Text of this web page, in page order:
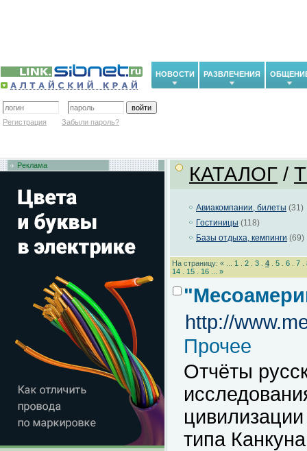
НОВОСТИ РАЗВЛЕЧЕНИЯ
Регистрация Забыли пароль?
Реклама КАТАЛОГ /
Авиакомпании, билеты (31)
Гостиницы (118)
Базы отдыха, кемпинги (69)
На страницу: « ... 1 2 3 4 5 6 7
14
15 16 »
http://
Прочее
Отчёты
типа